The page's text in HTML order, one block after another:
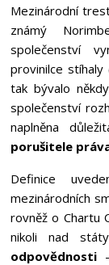
Mezinárodní
známý
společenství
provinilce stíhaly
tak bývalo
společenství
naplněna
porušitele
Definice
mezinárodních
rovněž o Chartu
nikoli nad
odpovědnosti-